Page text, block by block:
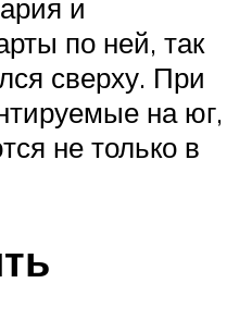
и
по ней, так
сверху. При
на юг,
не только в